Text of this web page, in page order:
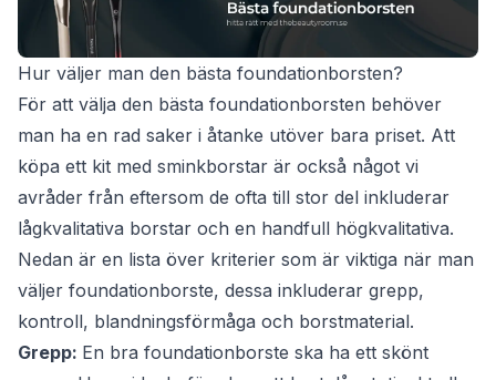
Hur väljer man den bästa foundationborsten?
För att välja den bästa foundationborsten behöver
man ha en rad saker i åtanke utöver bara priset. Att
köpa ett kit med sminkborstar är också något vi
avråder från eftersom de ofta till stor del inkluderar
lågkvalitativa borstar och en handfull högkvalitativa.
Nedan är en lista över kriterier som är viktiga när man
väljer foundationborste, dessa inkluderar grepp,
kontroll, blandningsförmåga och borstmaterial.
Grepp: En bra foundationborste ska ha ett skönt